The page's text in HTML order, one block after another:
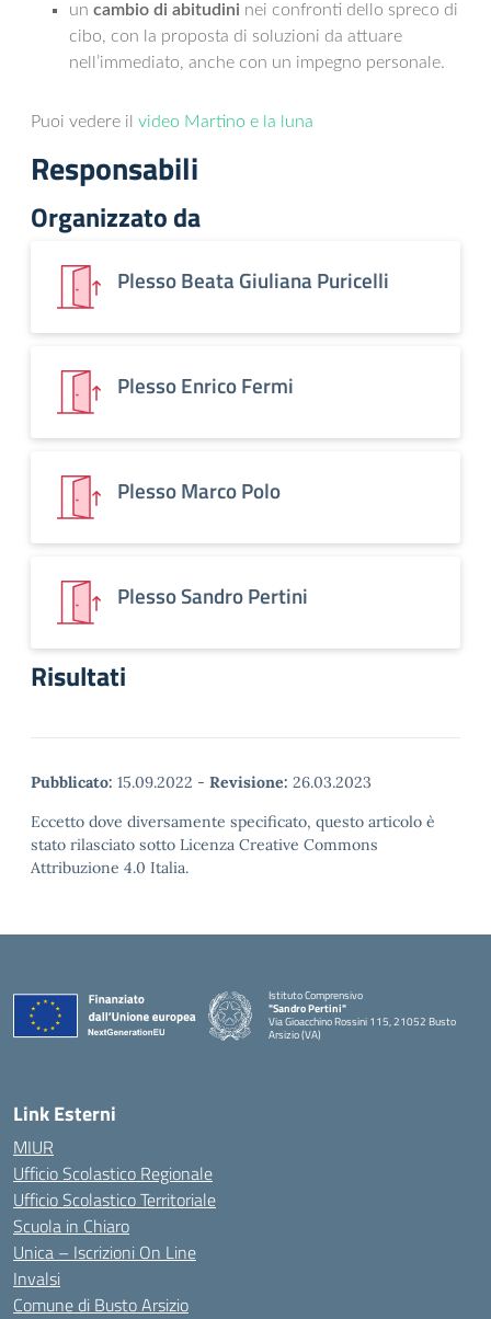
un cambio di abitudini nei confronti dello spreco di
cibo, con la proposta di soluzioni da attuare
nell’immediato, anche con un impegno personale.
Puoi vedere il video Martino e la luna
Responsabili
Organizzato da
Plesso Beata Giuliana Puricelli
Plesso Enrico Fermi
Plesso Marco Polo
Plesso Sandro Pertini
Risultati
Pubblicato: 15.09.2022 - Revisione: 26.03.2023
Eccetto dove diversamente specificato, questo articolo è
stato rilasciato sotto Licenza Creative Commons
Attribuzione 4.0 Italia.
Istituto Comprensivo
"Sandro Pertini"
Via Gioacchino Rossini 115, 21052 Busto
Arsizio (VA)
Link Esterni
MIUR
Ufficio Scolastico Regionale
Ufficio Scolastico Territoriale
Scuola in Chiaro
Unica – Iscrizioni On Line
Invalsi
Comune di Busto Arsizio